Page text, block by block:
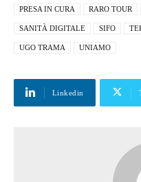
PRESA IN CURA RARO TOUR
SANITÀ DIGITALE SIFO
UGO TRAMA UNIAMO
Linkedin